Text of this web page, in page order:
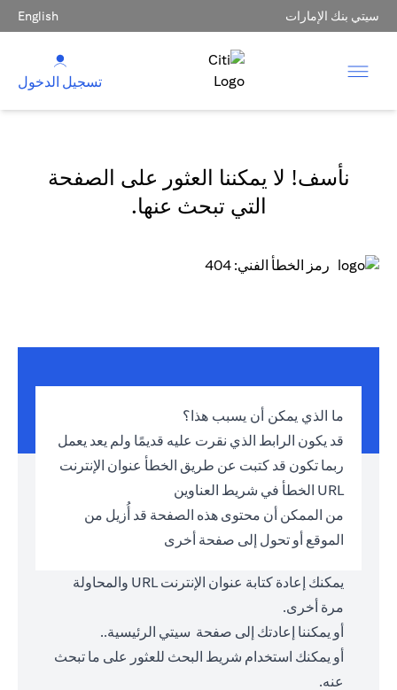
سيتي بنك الإمارات English
تسجيل الدخول
نأسف! لا يمكننا العثور على الصفحة
التي تبحث عنها.
رمز الخطأ الفني: 404
ما الذي يمكن أن يسبب هذا؟
قد يكون الرابط الذي نقرت عليه قديمًا ولم يعد يعمل
ربما تكون قد كتبت عن طريق الخطأ عنوان الإنترنت
URL الخطأ في شريط العناوين
من الممكن أن محتوى هذه الصفحة قد أُزيل من
الموقع أو تحول إلى صفحة أخرى
يمكنك إعادة كتابة عنوان الإنترنت URL والمحاولة
مرة أخرى.
أو يمكننا إعادتك إلى صفحة سيتي الرئيسية..
أو يمكنك استخدام شريط البحث للعثور على ما تبحث
عنه.